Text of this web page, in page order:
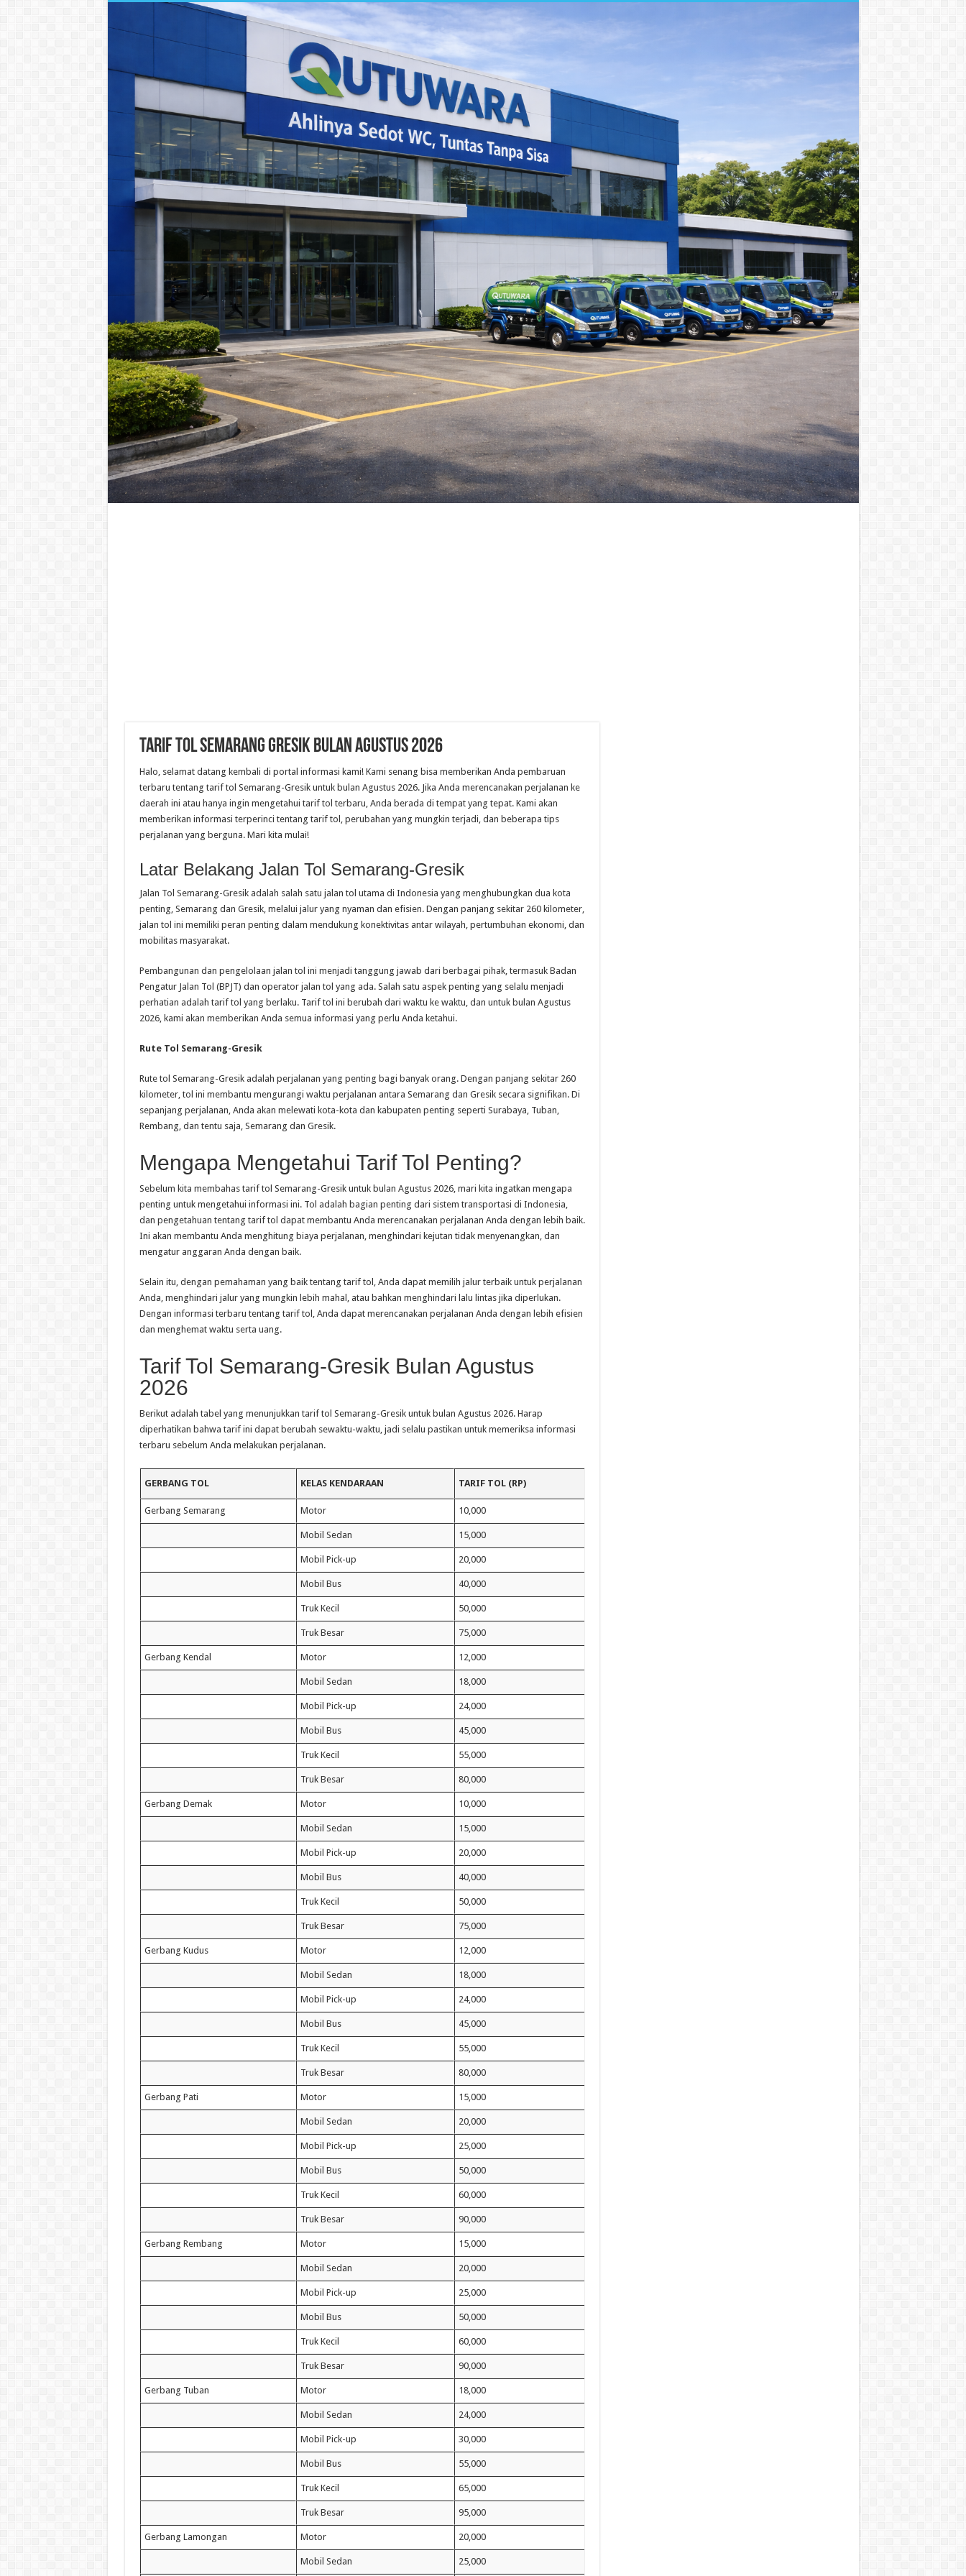
Tarif Tol Semarang Gresik Bulan Agustus 2026
Halo, selamat datang kembali di portal informasi kami! Kami senang bisa memberikan Anda pembaruan
terbaru tentang tarif tol Semarang-Gresik untuk bulan Agustus 2026. Jika Anda merencanakan perjalanan ke
daerah ini atau hanya ingin mengetahui tarif tol terbaru, Anda berada di tempat yang tepat. Kami akan
memberikan informasi terperinci tentang tarif tol, perubahan yang mungkin terjadi, dan beberapa tips
perjalanan yang berguna. Mari kita mulai!
Latar Belakang Jalan Tol Semarang-Gresik
Jalan Tol Semarang-Gresik adalah salah satu jalan tol utama di Indonesia yang menghubungkan dua kota
penting, Semarang dan Gresik, melalui jalur yang nyaman dan efisien. Dengan panjang sekitar 260 kilometer,
jalan tol ini memiliki peran penting dalam mendukung konektivitas antar wilayah, pertumbuhan ekonomi, dan
mobilitas masyarakat.
Pembangunan dan pengelolaan jalan tol ini menjadi tanggung jawab dari berbagai pihak, termasuk Badan
Pengatur Jalan Tol (BPJT) dan operator jalan tol yang ada. Salah satu aspek penting yang selalu menjadi
perhatian adalah tarif tol yang berlaku. Tarif tol ini berubah dari waktu ke waktu, dan untuk bulan Agustus
2026, kami akan memberikan Anda semua informasi yang perlu Anda ketahui.
Rute Tol Semarang-Gresik
Rute tol Semarang-Gresik adalah perjalanan yang penting bagi banyak orang. Dengan panjang sekitar 260
kilometer, tol ini membantu mengurangi waktu perjalanan antara Semarang dan Gresik secara signifikan. Di
sepanjang perjalanan, Anda akan melewati kota-kota dan kabupaten penting seperti Surabaya, Tuban,
Rembang, dan tentu saja, Semarang dan Gresik.
Mengapa Mengetahui Tarif Tol Penting?
Sebelum kita membahas tarif tol Semarang-Gresik untuk bulan Agustus 2026, mari kita ingatkan mengapa
penting untuk mengetahui informasi ini. Tol adalah bagian penting dari sistem transportasi di Indonesia,
dan pengetahuan tentang tarif tol dapat membantu Anda merencanakan perjalanan Anda dengan lebih baik.
Ini akan membantu Anda menghitung biaya perjalanan, menghindari kejutan tidak menyenangkan, dan
mengatur anggaran Anda dengan baik.
Selain itu, dengan pemahaman yang baik tentang tarif tol, Anda dapat memilih jalur terbaik untuk perjalanan
Anda, menghindari jalur yang mungkin lebih mahal, atau bahkan menghindari lalu lintas jika diperlukan.
Dengan informasi terbaru tentang tarif tol, Anda dapat merencanakan perjalanan Anda dengan lebih efisien
dan menghemat waktu serta uang.
Tarif Tol Semarang-Gresik Bulan Agustus
2026
Berikut adalah tabel yang menunjukkan tarif tol Semarang-Gresik untuk bulan Agustus 2026. Harap
diperhatikan bahwa tarif ini dapat berubah sewaktu-waktu, jadi selalu pastikan untuk memeriksa informasi
terbaru sebelum Anda melakukan perjalanan.
GERBANG TOL KELAS KENDARAAN TARIF TOL (RP)
Gerbang Semarang Motor 10,000
Mobil Sedan 15,000
Mobil Pick-up 20,000
Mobil Bus 40,000
Truk Kecil 50,000
Truk Besar 75,000
Gerbang Kendal Motor 12,000
Mobil Sedan 18,000
Mobil Pick-up 24,000
Mobil Bus 45,000
Truk Kecil 55,000
Truk Besar 80,000
Gerbang Demak Motor 10,000
Mobil Sedan 15,000
Mobil Pick-up 20,000
Mobil Bus 40,000
Truk Kecil 50,000
Truk Besar 75,000
Gerbang Kudus Motor 12,000
Mobil Sedan 18,000
Mobil Pick-up 24,000
Mobil Bus 45,000
Truk Kecil 55,000
Truk Besar 80,000
Gerbang Pati Motor 15,000
Mobil Sedan 20,000
Mobil Pick-up 25,000
Mobil Bus 50,000
Truk Kecil 60,000
Truk Besar 90,000
Gerbang Rembang Motor 15,000
Mobil Sedan 20,000
Mobil Pick-up 25,000
Mobil Bus 50,000
Truk Kecil 60,000
Truk Besar 90,000
Gerbang Tuban Motor 18,000
Mobil Sedan 24,000
Mobil Pick-up 30,000
Mobil Bus 55,000
Truk Kecil 65,000
Truk Besar 95,000
Gerbang Lamongan Motor 20,000
Mobil Sedan 25,000